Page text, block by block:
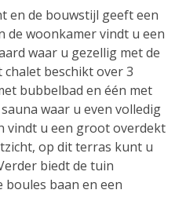
en de bouwstijl geeft een
de woonkamer vindt u een
waar u gezellig met de
beschikt over 3
bubbelbad en één met
waar u even volledig
vindt u een groot overdekt
op dit terras kunt u
biedt de tuin
boules baan en een